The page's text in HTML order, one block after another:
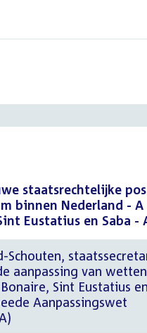
staatsrechtelijke
binnen Nederland - A
Eustatius en Saba -
Schouten,
aanpassing van
Sint Eustatius
Aanpassingswet